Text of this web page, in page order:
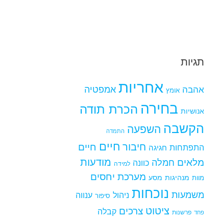
תגיות
אהבה אומץ אחריות אמפטיה
אנושיות בחירה הכרת תודה
הקשבה השפעה התמדה
התפתחות חגיגה חיבור חיים חיים
מלאים חמלה כוונה למידה מודעות
מוות מנהיגות מסע מערכת יחסים
משמעות נוכחות ניהול סיפור ענווה
פחד פרשנות ציטוט צרכים קבלה